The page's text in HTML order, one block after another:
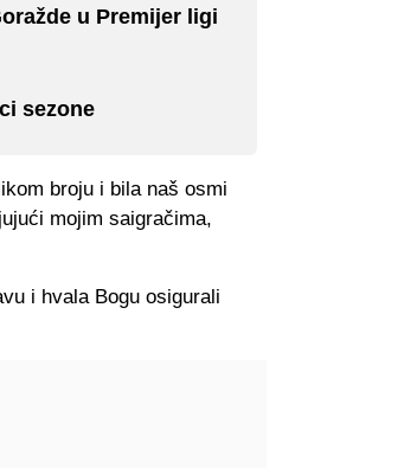
u Premijer ligi
sezone
broju i bila naš osmi
mojim saigračima,
i hvala Bogu osigurali